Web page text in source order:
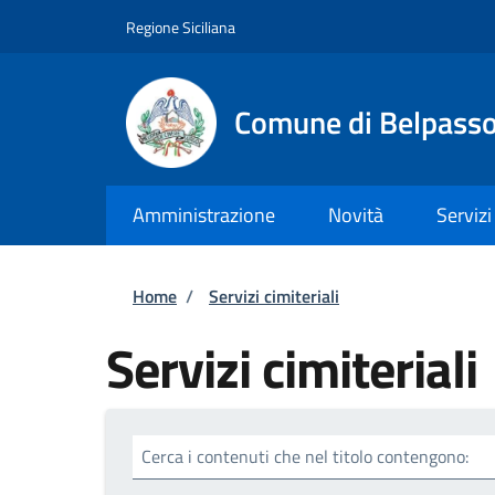
Regione Siciliana
Comune di
Amministrazione Novità Servizi
Briciole di pane
Home / Servizi cimiteriali
Servizi cimiteriali
Cerca i contenuti che nel titolo contengono: